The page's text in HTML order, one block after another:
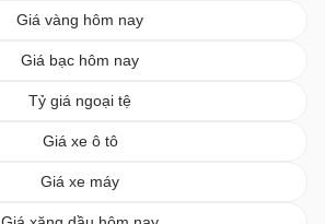
Giá vàng hôm nay
Giá bạc hôm nay
Tỷ giá ngoại tệ
Giá xe ô tô
Giá xe máy